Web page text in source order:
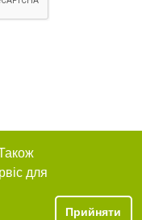
для
Прийняти